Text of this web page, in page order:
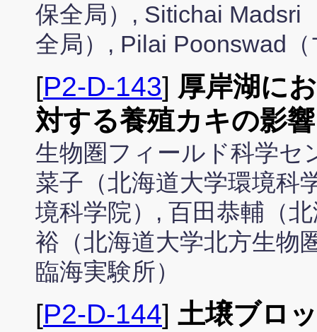
保全局）, Sitichai Madsri
全局）, Pilai Poonswad
[P2-D-143] 厚岸湖に
対する養殖カキの影響
生物圏フィールド科学セ
菜子（北海道大学環境科
境科学院）, 百田恭輔（
裕（北海道大学北方生物
臨海実験所）
[P2-D-144] 土壌ブロ